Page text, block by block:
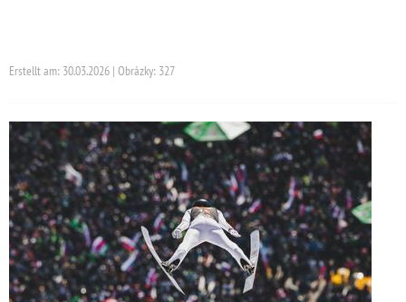
Erstellt am: 30.03.2026 | Obrázky: 327